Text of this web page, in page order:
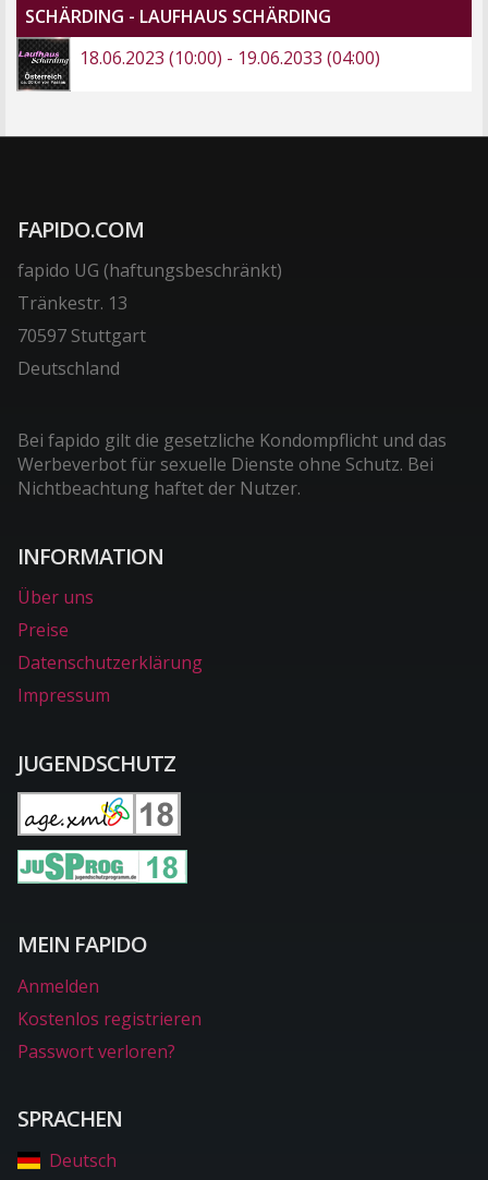
SCHÄRDING - LAUFHAUS SCHÄRDING
18.06.2023 (10:00) - 19.06.2033 (04:00)
FAPIDO.COM
fapido UG (haftungsbeschränkt)
Tränkestr. 13
70597 Stuttgart
Deutschland
Bei fapido gilt die gesetzliche Kondompflicht und das
Werbeverbot für sexuelle Dienste ohne Schutz. Bei
Nichtbeachtung haftet der Nutzer.
INFORMATION
Über uns
Preise
Datenschutzerklärung
Impressum
JUGENDSCHUTZ
MEIN FAPIDO
Anmelden
Kostenlos registrieren
Passwort verloren?
SPRACHEN
Deutsch